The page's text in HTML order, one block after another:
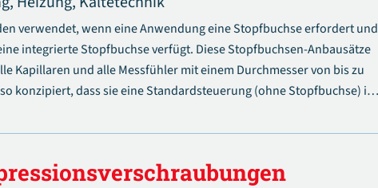
verwendet, wenn eine Anwendung eine Stopfbuchse erfordert und
integrierte Stopfbuchse verfügt. Diese Stopfbuchsen-Anbausätze
Kapillaren und alle Messfühler mit einem Durchmesser von bis zu
konzipiert, dass sie eine Standardsteuerung (ohne Stopfbuchse) in